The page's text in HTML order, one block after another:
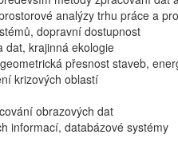
analýzy trhu práce a
dopravní dostupnost
dat, krajinná ekologie
přesnost staveb,
krizových oblastí
obrazových dat
informací, databázové systémy